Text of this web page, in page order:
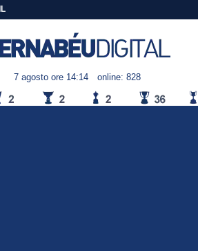
7 agosto ore 14:14 online: 828